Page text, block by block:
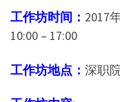
工作坊时间： 2017
10:00 – 17:00
工作坊地点： 深职